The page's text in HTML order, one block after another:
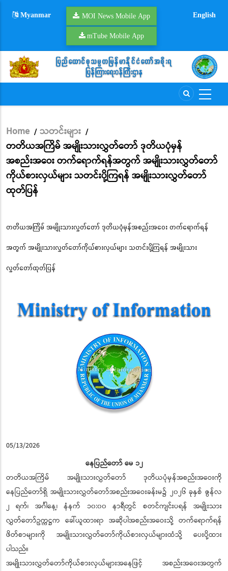
Myanmar MOI News Mobile App
mTube Mobile App
English
Breadcrumb
Home / သတင်းများ /
တတိယအကြိမ် အမျိုးသားလွှတ်တော် ဒုတိယပုံမှန်
အစည်းအဝေး တက်ရောက်ရန်အတွက် အမျိုးသားလွှတ်တော်
ကိုယ်စားလှယ်များ သတင်းပို့ကြရန် အမျိုးသားလွှတ်တော်
ထုတ်ပြန်
တတိယအကြိမ် အမျိုးသားလွှတ်တော် ဒုတိယပုံမှန်အစည်းအဝေး တက်ရောက်ရန်
အတွက် အမျိုးသားလွှတ်တော်ကိုယ်စားလှယ်များ သတင်းပို့ကြရန် အမျိုးသား
လွှတ်တော်ထုတ်ပြန်
05/13/2026
နေပြည်တော် မေ ၁၂
တတိယအကြိမ် အမျိုးသားလွှတ်တော် ဒုတိယပုံမှန်အစည်းအဝေးကို
နေပြည်တော်ရှိ အမျိုးသားလွှတ်တော်အစည်းအဝေးခန်းမ၌ ၂၀၂၆ ခုနှစ် ဇွန်လ
၂ ရက်၊ အင်္ဂါနေ့၊ နံနက် ၁၀:၀၀ နာရီတွင် စတင်ကျင်းပရန် အမျိုးသား
လွှတ်တော်ဥက္ကဋ္ဌက ခေါ်ယူထားရာ အဆိုပါအစည်းအဝေးသို့ တက်ရောက်ရန်
ဖိတ်စာများကို အမျိုးသားလွှတ်တော်ကိုယ်စားလှယ်များထံသို့ ပေးပို့ထား
ပါသည်။
အမျိုးသားလွှတ်တော်ကိုယ်စားလှယ်များအနေဖြင့် အစည်းအဝေးအတွက်